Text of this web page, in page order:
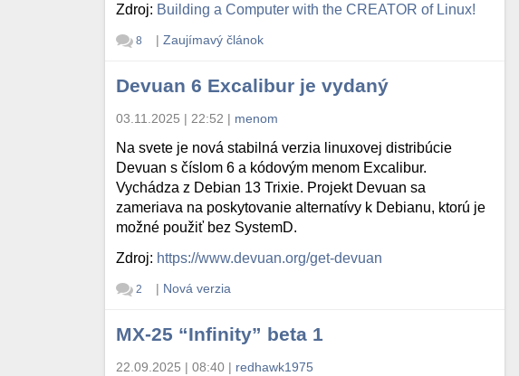
Zdroj: Building a Computer with the CREATOR of Linux!
8 | Zaujímavý článok
Devuan 6 Excalibur je vydaný
03.11.2025 | 22:52 | menom
Na svete je nová stabilná verzia linuxovej distribúcie
Devuan s číslom 6 a kódovým menom Excalibur.
Vychádza z Debian 13 Trixie. Projekt Devuan sa
zameriava na poskytovanie alternatívy k Debianu, ktorú je
možné použiť bez SystemD.
Zdroj: https://www.devuan.org/get-devuan
2 | Nová verzia
MX-25 “Infinity” beta 1
22.09.2025 | 08:40 | redhawk1975